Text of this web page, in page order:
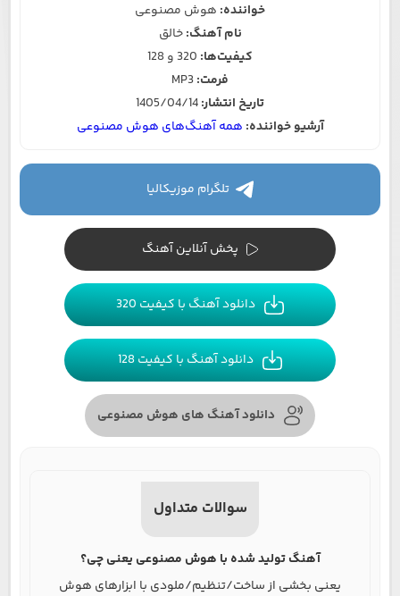
خواننده: هوش مصنوعی
نام آهنگ:خالق
کیفیت‌ها:
فرمت:
تاریخ انتشار:
آرشیو خواننده: همه آهنگ‌های هوش مصنوعی
تلگرام موزیکالیا
پخش آنلاین آهنگ
دانلود آهنگ با کیفیت 320
دانلود آهنگ با کیفیت 128
دانلود آهنگ های هوش مصنوعی
سوالات متداول
آهنگ تولید شده با هوش مصنوعی یعنی چی؟
یعنی بخشی از ساخت/تنظیم/ملودی با ابزارهای هوش